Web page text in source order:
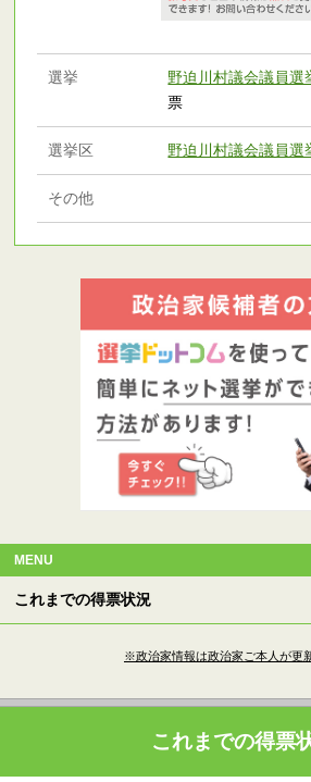
選挙 野迫川村議会議員選
票
選挙区 野迫川村議会議員選
その他
MENU
これまでの得票状況
※政治家情報は政治家ご本人が更
これまでの得票